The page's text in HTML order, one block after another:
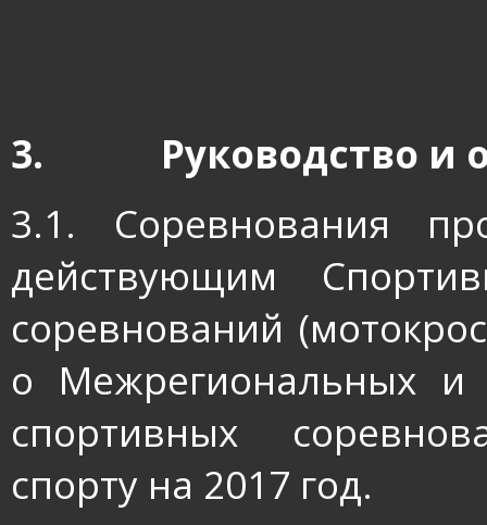
3.
Руководство и
3.1. Соревнования
действующим
соревнований
о Межрегиональных и
спортивных
спорту на 2017 год.